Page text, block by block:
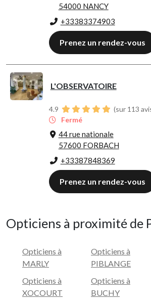
54000 NANCY
+33383374903
Prenez un rendez-vous
L'OBSERVATOIRE
4.9
(sur 113
Fermé
44 rue nationale
57600 FORBACH
+33387848369
Prenez un rendez-vous
Opticiens à proximité de
Opticiens à
MARLY
Opticiens à
XOCOURT
Opticiens à
PIBLANGE
Opticiens à
BUCHY